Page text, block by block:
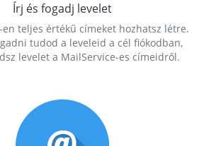
Írj és fogadj levelet
en teljes értékű címeket hozhatsz létre.
tudod a leveleid a cél fiókodban,
levelet a MailService-es címeidről.